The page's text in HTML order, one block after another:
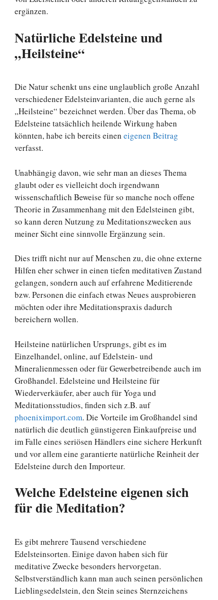
ergänzen.
Natürliche Edelsteine und
„Heilsteine“
Die Natur schenkt uns eine unglaublich große Anzahl
verschiedener Edelsteinvarianten, die auch gerne als
„Heilsteine“ bezeichnet werden. Über das Thema, ob
Edelsteine tatsächlich heilende Wirkung haben
könnten, habe ich bereits einen eigenen Beitrag
verfasst.
Unabhängig davon, wie sehr man an dieses Thema
glaubt oder es vielleicht doch irgendwann
wissenschaftlich Beweise für so manche noch offene
Theorie in Zusammenhang mit den Edelsteinen gibt,
so kann deren Nutzung zu Meditationszwecken aus
meiner Sicht eine sinnvolle Ergänzung sein.
Dies trifft nicht nur auf Menschen zu, die ohne externe
Hilfen eher schwer in einen tiefen meditativen Zustand
gelangen, sondern auch auf erfahrene Meditierende
bzw. Personen die einfach etwas Neues ausprobieren
möchten oder ihre Meditationspraxis dadurch
bereichern wollen.
Heilsteine natürlichen Ursprungs, gibt es im
Einzelhandel, online, auf Edelstein- und
Mineralienmessen oder für Gewerbetreibende auch im
Großhandel. Edelsteine und Heilsteine für
Wiederverkäufer, aber auch für Yoga und
Meditationsstudios, finden sich z.B. auf
phoeniximport.com. Die Vorteile im Großhandel sind
natürlich die deutlich günstigeren Einkaufpreise und
im Falle eines seriösen Händlers eine sichere Herkunft
und vor allem eine garantierte natürliche Reinheit der
Edelsteine durch den Importeur.
Welche Edelsteine eigenen sich
für die Meditation?
Es gibt mehrere Tausend verschiedene
Edelsteinsorten. Einige davon haben sich für
meditative Zwecke besonders hervorgetan.
Selbstverständlich kann man auch seinen persönlichen
Lieblingsedelstein, den Stein seines Sternzeichens